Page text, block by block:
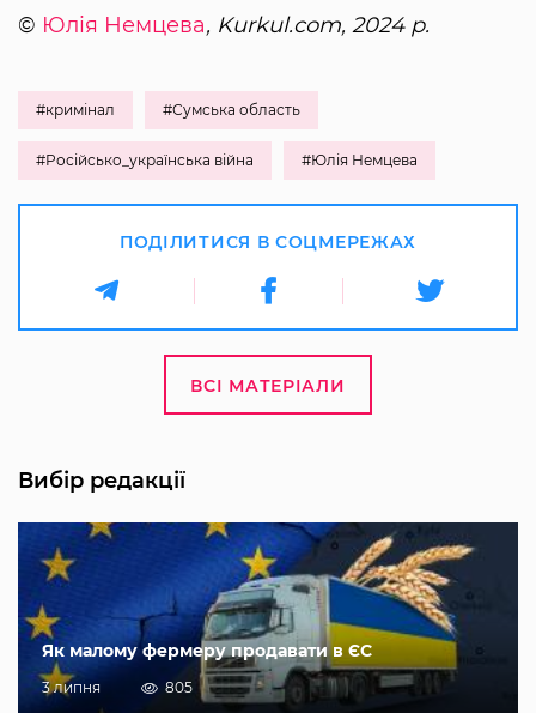
© Юлія Немцева, Kurkul.com, 2024 р.
#кримінал #Сумська область
#Російсько_українська війна #Юлія Немцева
ПОДІЛИТИСЯ В СОЦМЕРЕЖАХ
ВСІ МАТЕРІАЛИ
Вибір редакції
Як малому фермеру продавати в ЄС
3 липня 805